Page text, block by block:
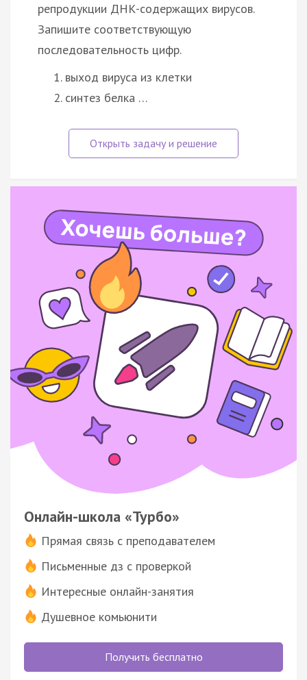
репродукции ДНК-содержащих вирусов.
Запишите соответствующую
последовательность цифр.
выход вируса из клетки
синтез белка …
Онлайн-школа «Турбо»
Прямая связь с преподавателем
Письменные дз с проверкой
Интересные онлайн-занятия
Душевное комьюнити
Получить бесплатно